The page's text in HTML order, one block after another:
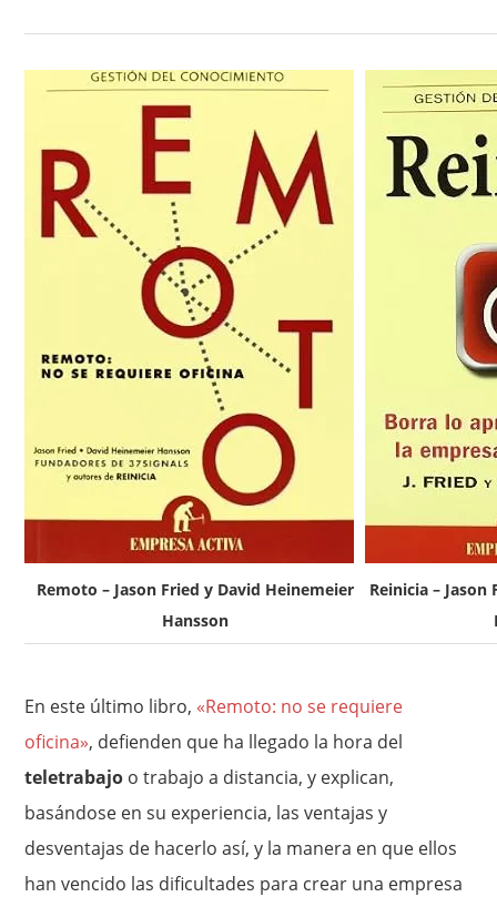
Remoto – Jason Fried y David Heinemeier
Hansson
Reinicia –
En este último libro, «Remoto: no se requiere
oficina», defienden que ha llegado la hora del
teletrabajo o trabajo a distancia, y explican,
basándose en su experiencia, las ventajas y
desventajas de hacerlo así, y la manera en que ellos
han vencido las dificultades para crear una empresa